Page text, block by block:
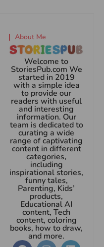
About Me
Welcome to
StoriesPub.com We
started in 2019
with a simple idea
to provide our
readers with useful
and interesting
information. Our
team is dedicated to
curating a wide
range of captivating
content in different
categories,
including
inspirational stories,
funny tales,
Parenting, Kids’
products,
Educational AI
content, Tech
content, coloring
books, how to draw,
and more.